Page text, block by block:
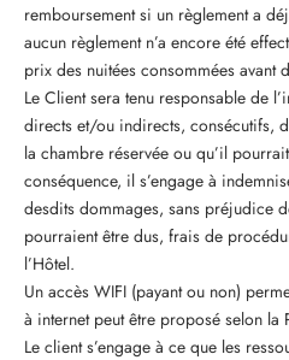
remboursement si un règlement a
aucun règlement n’a encore été
prix des nuitées consommées avant
Le Client sera tenu responsable de
directs et/ou indirects, consécutifs,
la chambre réservée ou qu’il
conséquence, il s’engage à
desdits dommages, sans préjudice
pourraient être dus, frais de
l’Hôtel.
Un accès WIFI (payant ou non)
à internet peut être proposé selon la
Le client s’engage à ce que les